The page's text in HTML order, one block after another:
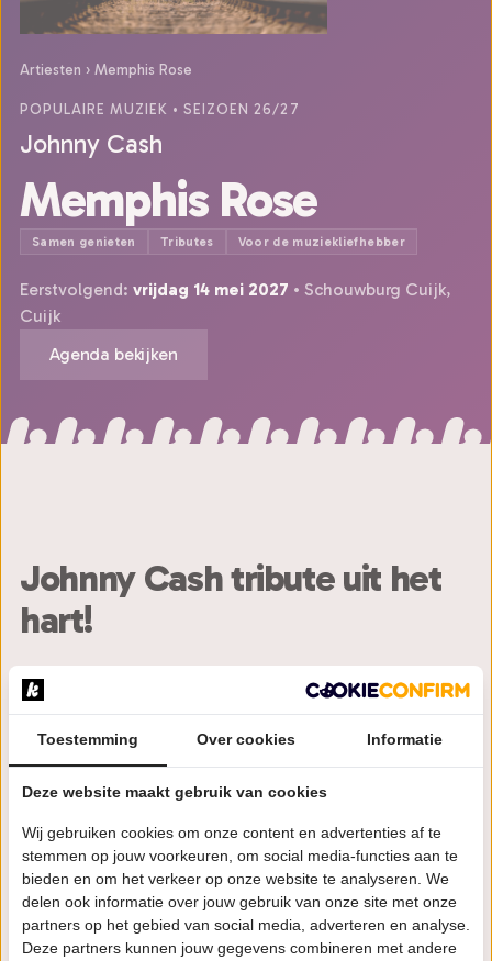
Artiesten › Memphis Rose
POPULAIRE MUZIEK • SEIZOEN 26/27
Johnny Cash
Memphis Rose
Samen genieten Tributes Voor de muziekliefhebber
Eerstvolgend: vrijdag 14 mei 2027 • Schouwburg Cuijk,
Cuijk
Agenda bekijken
Johnny Cash tribute uit het
hart!
Neem de film ‘Walk The Line’ in gedachten, sluit je
ogen en laat je omarmen door de warme
baritonstem van Johnny Cash en de krachtige
samensmelting met June Carter Cash. Zodra je de
zaal uit loopt aan het einde van de show ken je de
Memphis Rose neemt je mee een avond mee door de
ballads en hits, de Sun jaren tot aan zijn laatste
masterpieces onder American Records. Luister naar
anekdotes, muzikale
Toestemming Over cookies Informatie
Deze website maakt gebruik van cookies
Wij gebruiken cookies om onze content en advertenties af te
stemmen op jouw voorkeuren, om social media-functies aan te
bieden en om het verkeer op onze website te analyseren. We
delen ook informatie over jouw gebruik van onze site met onze
partners op het gebied van social media, adverteren en analyse.
Deze partners kunnen jouw gegevens combineren met andere